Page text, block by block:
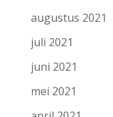
augustus 2021
juli 2021
juni 2021
mei 2021